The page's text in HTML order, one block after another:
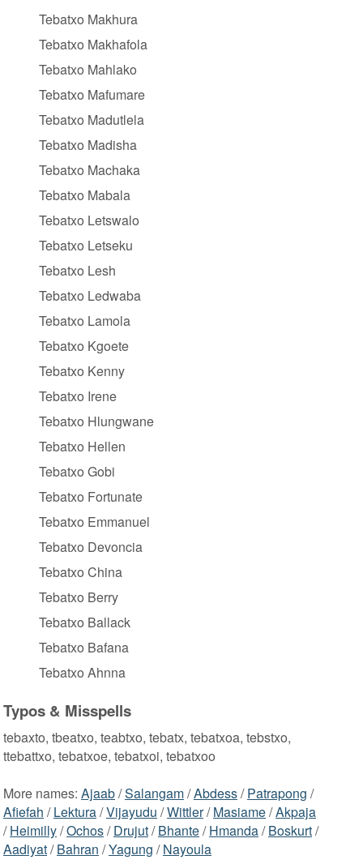
Tebatxo Makhura
Tebatxo Makhafola
Tebatxo Mahlako
Tebatxo Mafumare
Tebatxo Madutlela
Tebatxo Madisha
Tebatxo Machaka
Tebatxo Mabala
Tebatxo Letswalo
Tebatxo Letseku
Tebatxo Lesh
Tebatxo Ledwaba
Tebatxo Lamola
Tebatxo Kgoete
Tebatxo Kenny
Tebatxo Irene
Tebatxo Hlungwane
Tebatxo Hellen
Tebatxo Gobi
Tebatxo Fortunate
Tebatxo Emmanuel
Tebatxo Devoncia
Tebatxo China
Tebatxo Berry
Tebatxo Ballack
Tebatxo Bafana
Tebatxo Ahnna
Typos & Misspells
tebaxto, tbeatxo, teabtxo, tebatx, tebatxoa, tebstxo,
ttebattxo, tebatxoe, tebatxoi, tebatxoo
More names: Ajaab/Salangam/Abdess/Patrapong /
Afiefah /Lektura/Vijayudu /Wittler/Masiame/Akpaja
/Heimilly/Ochos/Drujut/Bhante/Hmanda/Boskurt/
Aadiyat/Bahran /Yagung /Nayoula